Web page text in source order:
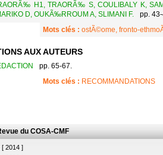
H1, TRAORÃ‰ S, COULIBALY K,
D, OUKÃ‰RROUM A, SLIMANI F.
pp.
Mots clés : ostÃ©ome, fronto-
AUX AUTEURS
pp. 65-67.
Mots clés : RECOMMANDATIONS
du COSA-CMF
[ 2014 ]